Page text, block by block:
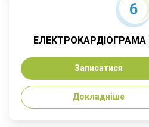
6
ЕЛЕКТРОКАРДІОГРАМА
Записатися
Докладніше